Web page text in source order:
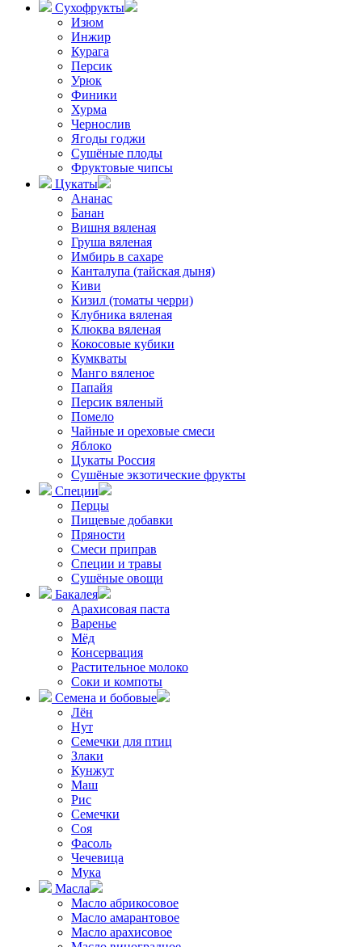
Сухофрукты
Изюм
Инжир
Курага
Персик
Урюк
Финики
Хурма
Чернослив
Ягоды годжи
Сушёные плоды
Фруктовые чипсы
Цукаты
Ананас
Банан
Вишня вяленая
Груша вяленая
Имбирь в сахаре
Канталупа (тайская дыня)
Киви
Кизил (томаты черри)
Клубника вяленая
Клюква вяленая
Кокосовые кубики
Кумкваты
Манго вяленое
Папайя
Персик вяленый
Помело
Чайные и ореховые смеси
Яблоко
Цукаты Россия
Сушёные экзотические фрукты
Специи
Перцы
Пищевые добавки
Пряности
Смеси приправ
Специи и травы
Сушёные овощи
Бакалея
Арахисовая паста
Варенье
Мёд
Консервация
Растительное молоко
Соки и компоты
Семена и бобовые
Лён
Нут
Семечки для птиц
Злаки
Кунжут
Маш
Рис
Семечки
Соя
Фасоль
Чечевица
Мука
Масла
Масло абрикосовое
Масло амарантовое
Масло арахисовое